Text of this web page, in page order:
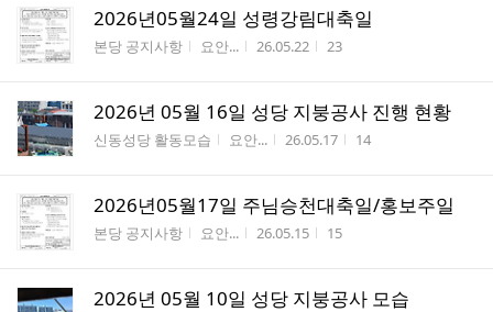
2026년05월24일 성령강림대축일
게시판명
본당 공지사항 작성자
요안... 작성시간
26.05.22 조회수
23
2026년 05월 16일 성당 지붕공사 진행 현황
게시판명
신동성당 활동모습 작성자
요안... 작성시간
26.05.17 조회수
14
2026년05월17일 주님승천대축일/홍보주일
게시판명
본당 공지사항 작성자
요안... 작성시간
26.05.15 조회수
15
2026년 05월 10일 성당 지붕공사 모습